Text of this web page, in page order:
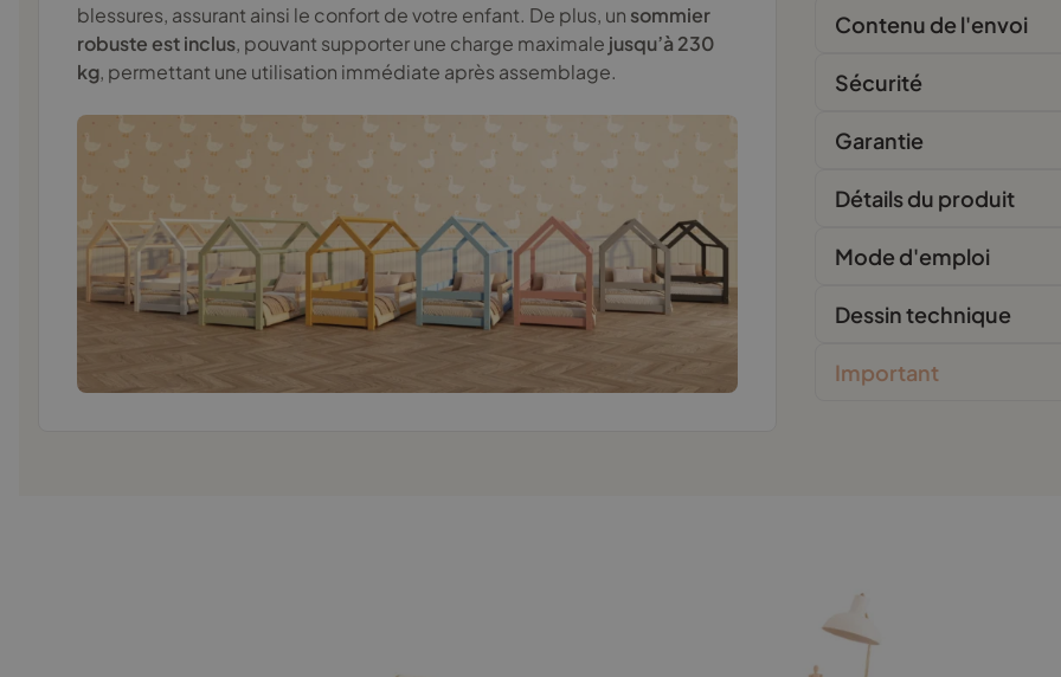
blessures, assurant ainsi le confort de votre enfant. De plus, un sommier
robuste est inclus, pouvant supporter une charge maximale jusqu’à 230
kg, permettant une utilisation immédiate après assemblage.
Contenu de l'envoi
Sécurité
Garantie
Détails du produit
Mode d'emploi
Dessin technique
Important